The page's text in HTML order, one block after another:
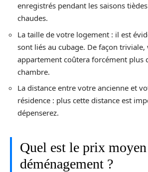
enregistrés pendant les saisons
chaudes.
La taille de votre logement : il est
sont liés au cubage. De façon triviale,
appartement coûtera forcément plus
chambre.
La distance entre votre ancienne et
résidence : plus cette distance est
dépenserez.
Quel est le prix moyen
déménagement ?